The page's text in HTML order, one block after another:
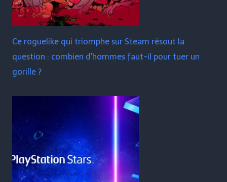
Ce roguelike qui triomphe sur Steam résout la
question : combien d'hommes faut-il pour tuer un
gorille ?